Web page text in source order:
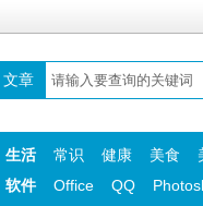
文章
生活 常识 健康 美食
软件 Office QQ